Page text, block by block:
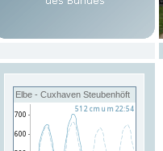
Elbe - Cuxhaven Steubenhöft